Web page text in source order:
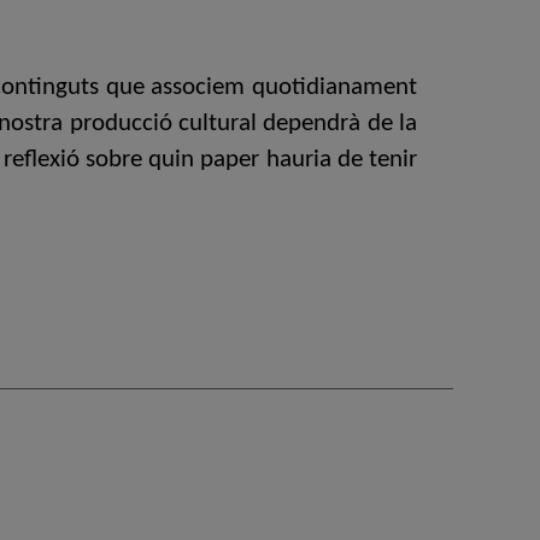
que associem quotidianament
producció cultural dependrà de la
sobre quin paper hauria de tenir